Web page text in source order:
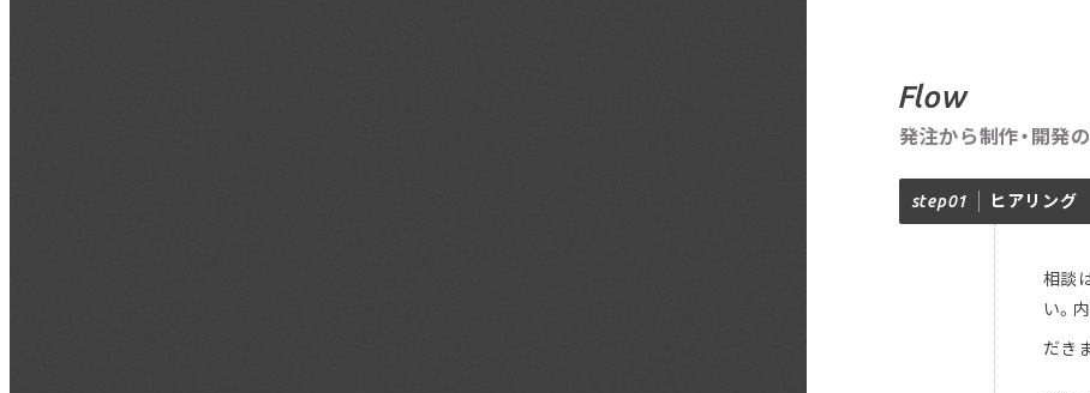
Flow
発注から制作・開発
step01 ヒアリング
相談
い。
だき